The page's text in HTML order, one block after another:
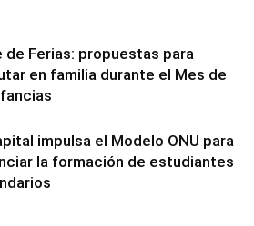
de Ferias: propuestas para
en familia durante el Mes de
impulsa el Modelo ONU para
la formación de estudiantes